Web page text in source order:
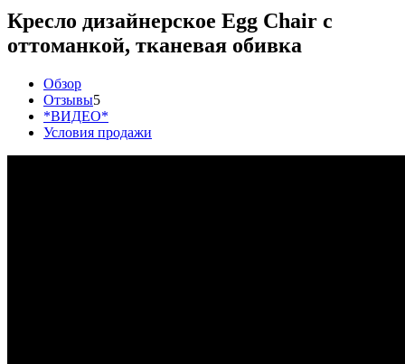
Кресло дизайнерское Egg Chair с
оттоманкой, тканевая обивка
Обзор
Отзывы5
*ВИДЕО*
Условия продажи